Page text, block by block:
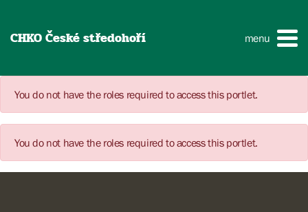
CHKO České středohoří menu
You do not have the roles required to access this portlet.
You do not have the roles required to access this portlet.